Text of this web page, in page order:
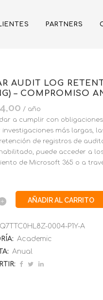
PARTNERS
AUDIT LOG
– COMPROMISO
/ año
a cumplir con
investigaciones más largas,
de registros de
puede acceder a
de Microsoft 365 o a
AÑADIR AL CARRITO
0004-P1Y-A
Academic
Anual